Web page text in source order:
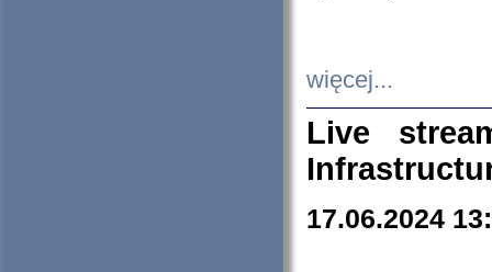
więcej...
Live
17.06.2024